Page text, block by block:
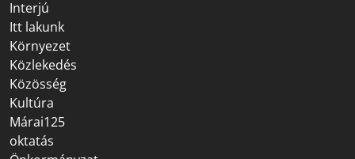
Interjú
Itt lakunk
Környezet
Közlekedés
Közösség
Kultúra
Márai125
oktatás